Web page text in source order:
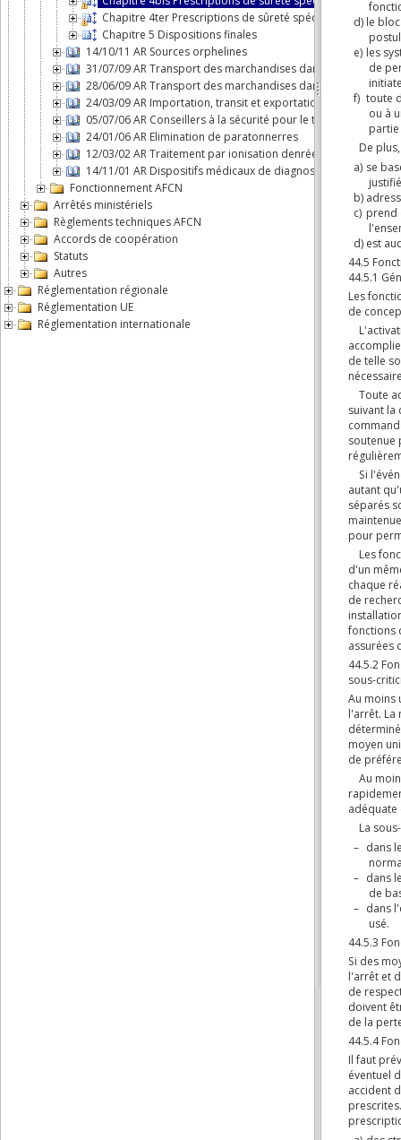
Chapitre 4ter Prescriptions de sûreté spécifiques au
Chapitre 5 Dispositions finales
14/10/11 AR Sources orphelines
31/07/09 AR Transport des marchandises dangereuses par
28/06/09 AR Transport des marchandises dangereuses par
24/03/09 AR Importation, transit et exportation de
05/07/06 AR Conseillers à la sécurité pour le transport de
24/01/06 AR Elimination de paratonnerres
12/03/02 AR Traitement par ionisation denrées alimentaires
14/11/01 AR Dispositifs médicaux de diagnostic
Fonctionnement AFCN
Arrêtés ministériels
Règlements techniques AFCN
Accords de coopération
Statuts
Autres
Réglementation régionale
Réglementation UE
Réglementation internationale